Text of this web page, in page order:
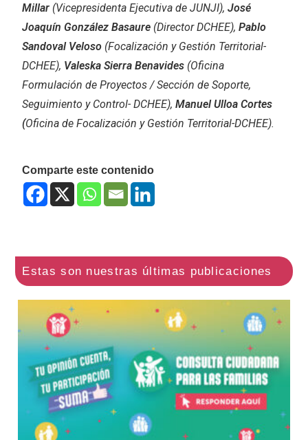
Millar (Vicepresidenta Ejecutiva de JUNJI),José
Joaquín González Basaure (Director DCHEE),Pablo
Sandoval Veloso (Focalización y Gestión Territorial-
DCHEE), Valeska Sierra Benavides (Oficina
Formulación de Proyectos / Sección de Soporte,
Seguimiento y Control- DCHEE),Manuel Ulloa Cortes
(Oficina de Focalización y Gestión Territorial-DCHEE).
Comparte este contenido